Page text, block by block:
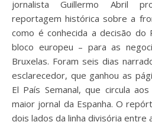
jornalista Guillermo Abril
reportagem histórica sobre a
como é conhecida a decisão do
bloco europeu – para as
Bruxelas. Foram seis dias
esclarecedor, que ganhou as
El País Semanal, que circula
maior jornal da Espanha. O
dois lados da linha divisória entre